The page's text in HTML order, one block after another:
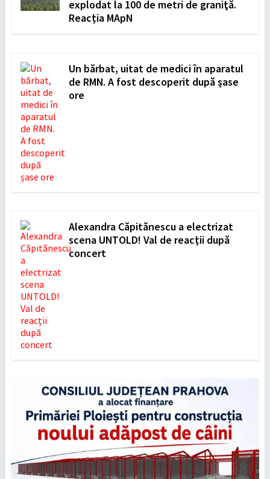
explodat la 100 de metri de graniţă.
Reacția MApN
Un bărbat, uitat de medici în aparatul
de RMN. A fost descoperit după șase
ore
Alexandra Căpitănescu a electrizat
scena UNTOLD! Val de reacții după
concert